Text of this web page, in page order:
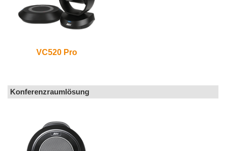
VC520 Pro
Konferenzraumlösung